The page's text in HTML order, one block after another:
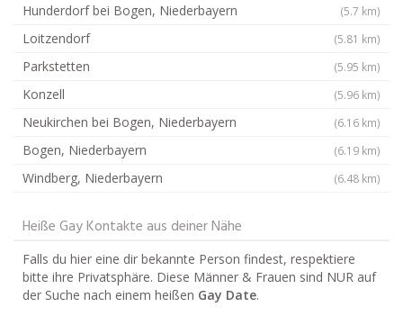
Hunderdorf bei Bogen, Niederbayern (5.7 km)
Loitzendorf (5.81 km)
Parkstetten (5.95 km)
Konzell (5.96 km)
Neukirchen bei Bogen, Niederbayern (6.16 km)
Bogen, Niederbayern (6.19 km)
Windberg, Niederbayern (6.48 km)
Heiße Gay Kontakte aus deiner Nähe
Falls du hier eine dir bekannte Person findest, respektiere
bitte ihre Privatsphäre. Diese Männer & Frauen sind NUR auf
der Suche nach einem heißen Gay Date.